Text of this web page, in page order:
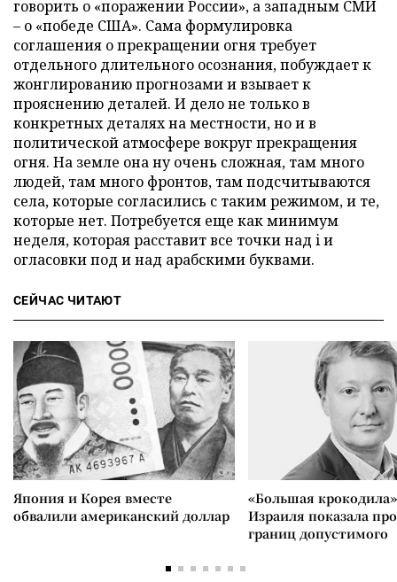
говорить о «поражении России», а западным СМИ
– о «победе США». Сама формулировка
соглашения о прекращении огня требует
отдельного длительного осознания, побуждает к
жонглированию прогнозами и взывает к
прояснению деталей. И дело не только в
конкретных деталях на местности, но и в
политической атмосфере вокруг прекращения
огня. На земле она ну очень сложная, там много
людей, там много фронтов, там подсчитываются
села, которые согласились с таким режимом, и те,
которые нет. Потребуется еще как минимум
неделя, которая расставит все точки над i и
огласовки под и над арабскими буквами.
СЕЙЧАС ЧИТАЮТ
Япония и Корея вместе
обвалили американский доллар
«Большая
Израиля показала
границ допустимого